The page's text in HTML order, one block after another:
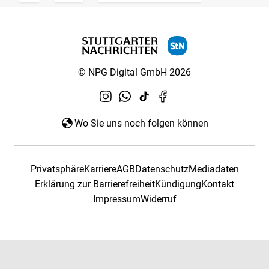
© NPG Digital GmbH 2026
Wo Sie uns noch folgen können
PrivatsphäreKarriereAGBDatenschutzMediadaten
Erklärung zur BarrierefreiheitKündigungKontakt
ImpressumWiderruf